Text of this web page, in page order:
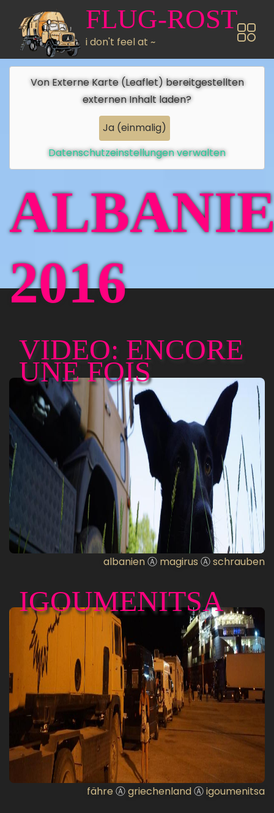
Direkt zum Inhalt FLUG-ROST
i don't feel at ~
VonExterne Karte (Leaflet)bereitgestellten
externen Inhalt laden?
Ja (einmalig)
Datenschutzeinstellungen verwalten
2016
VIDEO: ENCORE
UNE FOIS
albanienⒶ magirus Ⓐschrauben
IGOUMENITSA
fähre ⒶgriechenlandⒶigoumenitsa